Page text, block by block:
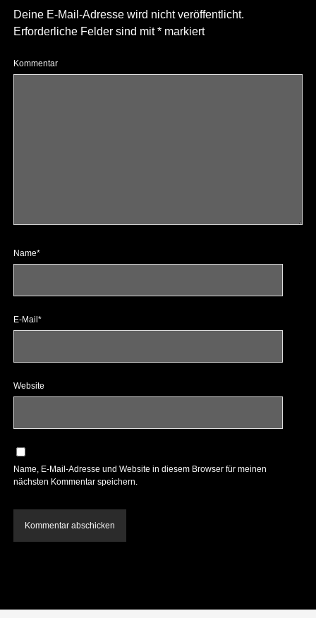
Deine E-Mail-Adresse wird nicht veröffentlicht.
Erforderliche Felder sind mit*markiert
Kommentar
Name*
E-Mail*
Website
Name, E-Mail-Adresse und Website in diesem Browser für meinen
nächsten Kommentar speichern.